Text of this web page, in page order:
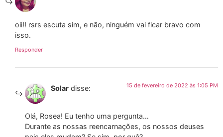
oii!! rsrs escuta sim, e não, ninguém vai ficar bravo com
isso.
Responder
Solar disse: 15 de fevereiro de 2022 às 1:05 PM
Olá, Rosea! Eu tenho uma pergunta…
Durante as nossas reencarnações, os nossos deuses